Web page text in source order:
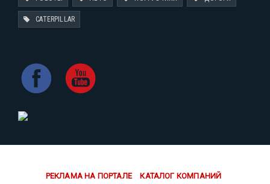
CATERPILLAR
РЕКЛАМА НА ПОРТАЛЕ КАТАЛОГ КОМПАНИЙ